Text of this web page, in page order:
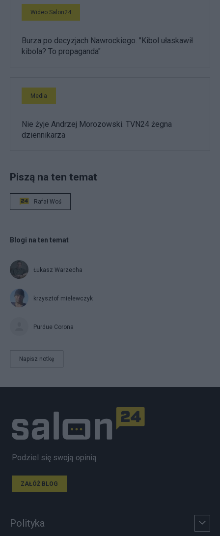
Wideo Salon24
Burza po decyzjach Nawrockiego. "Kibol ułaskawił
kibola? To propaganda"
Media
Nie żyje Andrzej Morozowski. TVN24 żegna
dziennikarza
Piszą na ten temat
Rafał Woś
Blogi na ten temat
Łukasz Warzecha
krzysztof mielewczyk
Purdue Corona
Napisz notkę
Podziel się swoją opinią
ZAŁÓŻ BLOG
Polityka